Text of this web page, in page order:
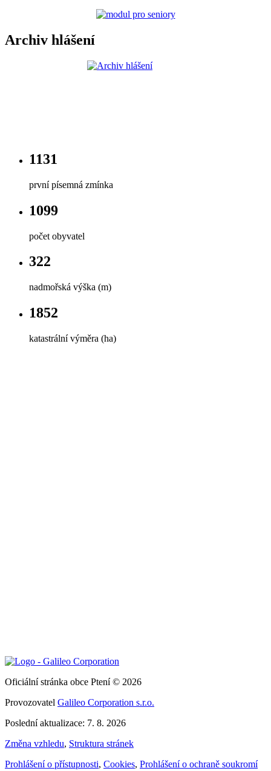
Archiv hlášení
1131
první písemná zmínka
1099
počet obyvatel
322
nadmořská výška (m)
1852
katastrální výměra (ha)
Oficiální stránka obce Ptení © 2026
Provozovatel Galileo Corporation s.r.o.
Poslední aktualizace: 7. 8. 2026
Změna vzhledu, Struktura stránek
Prohlášení o přístupnosti, Cookies, Prohlášení o ochraně soukromí